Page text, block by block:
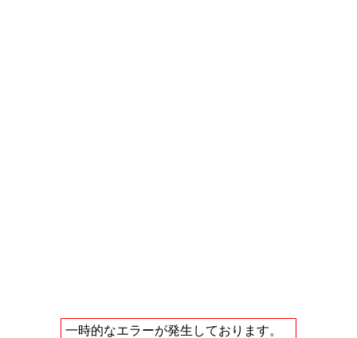
一時的なエラーが発生しております。